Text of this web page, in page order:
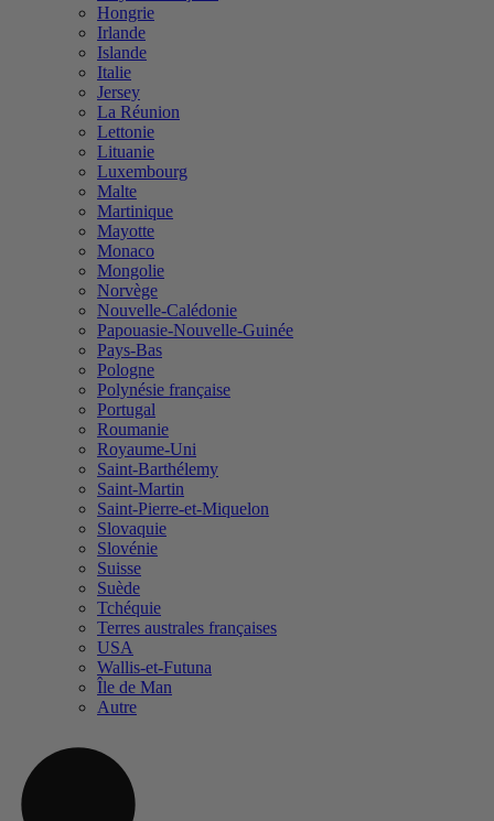
Hongrie
Irlande
Islande
Italie
Jersey
La Réunion
Lettonie
Lituanie
Luxembourg
Malte
Martinique
Mayotte
Monaco
Mongolie
Norvège
Nouvelle-Calédonie
Papouasie-Nouvelle-Guinée
Pays-Bas
Pologne
Polynésie française
Portugal
Roumanie
Royaume-Uni
Saint-Barthélemy
Saint-Martin
Saint-Pierre-et-Miquelon
Slovaquie
Slovénie
Suisse
Suède
Tchéquie
Terres australes françaises
USA
Wallis-et-Futuna
Île de Man
Autre